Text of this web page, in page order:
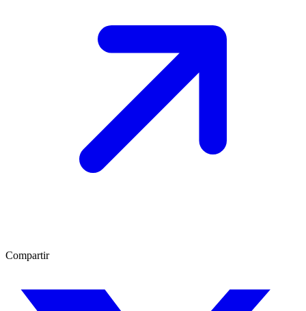
Compartir